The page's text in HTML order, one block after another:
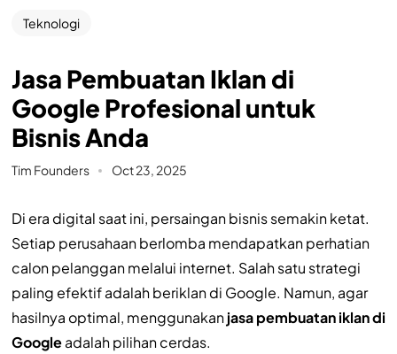
Teknologi
Jasa Pembuatan Iklan di
Google Profesional untuk
Bisnis Anda
Tim Founders Oct 23, 2025
Di era digital saat ini, persaingan bisnis semakin ketat.
Setiap perusahaan berlomba mendapatkan perhatian
calon pelanggan melalui internet. Salah satu strategi
paling efektif adalah beriklan di Google. Namun, agar
hasilnya optimal, menggunakanjasa pembuatan iklan di
Googleadalah pilihan cerdas.